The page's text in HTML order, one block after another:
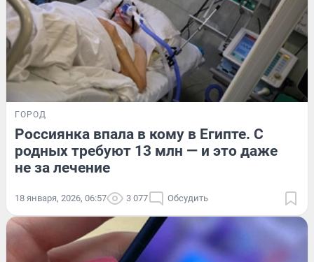
ГОРОД
Россиянка впала в кому в Египте. С
родных требуют 13 млн — и это даже
не за лечение
18 января, 2026, 06:57 3 077 Обсудить